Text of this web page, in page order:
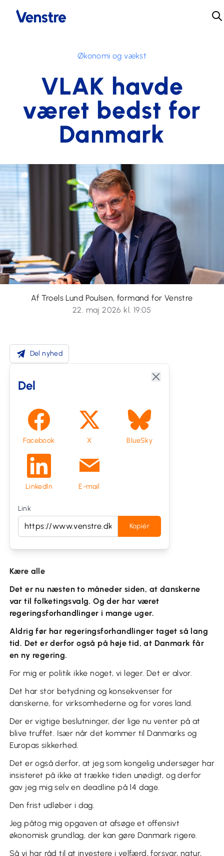
Økonomi og vækst
VLAK havde
været bedst for
Danmark
Af Troels Lund Poulsen, formand for Venstre
22. maj 2026 kl. 19:05
Del nyhed
Del
Facebook X BlueSky
LinkedIn E-mail
Link
Kopiér
Kære alle
Det er nu næsten to måneder siden, at danskerne
var til folketingsvalg. Og der har været
regeringsforhandlinger i mange uger.
Aldrig før har regeringsforhandlinger taget så lang
tid. Det er derfor også på høje tid, at Danmark får
en ny regering.
For mig er politik ikke noget, vi leger. Det er alvor.
Det har stor betydning og konsekvenser for
danskerne, for virksomhederne og for vores land.
Der er vigtige beslutninger, der lige nu venter på at
blive truffet. Især når det kommer til Danmarks og
Europas sikkerhed.
Det er også derfor, at jeg som kongelig undersøger har
insisteret på ikke at trække tiden unødigt, og derfor
gav jeg mig selv en deadline på 14 dage.
Den frist udløber i dag.
Jeg påtog mig opgaven at afsøge et offensivt
økonomisk grundlag, der kan gøre Danmark rigere.
Så vi har råd til at investere i velfærd, forsvar, natur,